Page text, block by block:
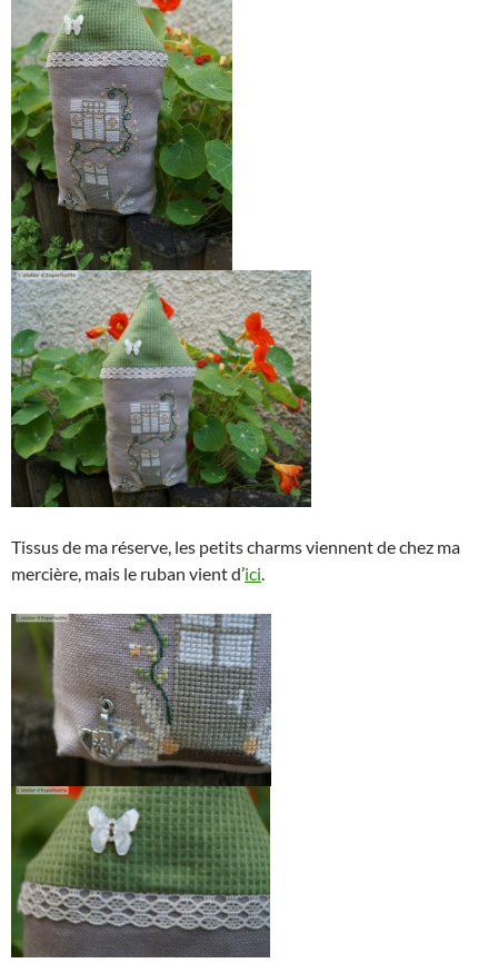
Tissus de ma réserve, les petits charms viennent de chez ma
mercière, mais le ruban vient d’ici